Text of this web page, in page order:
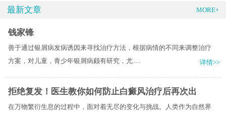
最新文章 MORE+
钱家锋
善于通过银屑病发病诱因来寻找治疗方法，根据病情的不同来调整治疗
方案，对儿童，青少年银屑病颇有研究，尤.....
详情>>
拒绝复发！医生教你如何防止白癜风治疗后再次出
在万物繁衍生息的过程中，面对着无尽的变化与挑战。人类作为自然界